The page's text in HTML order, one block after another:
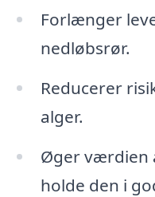
Forlænger
nedløbsrør.
Reducerer
alger.
Øger værdien
holde den i